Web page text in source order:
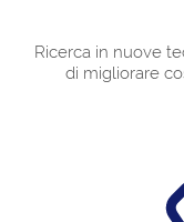
Ricerca in nuove
di migliorare